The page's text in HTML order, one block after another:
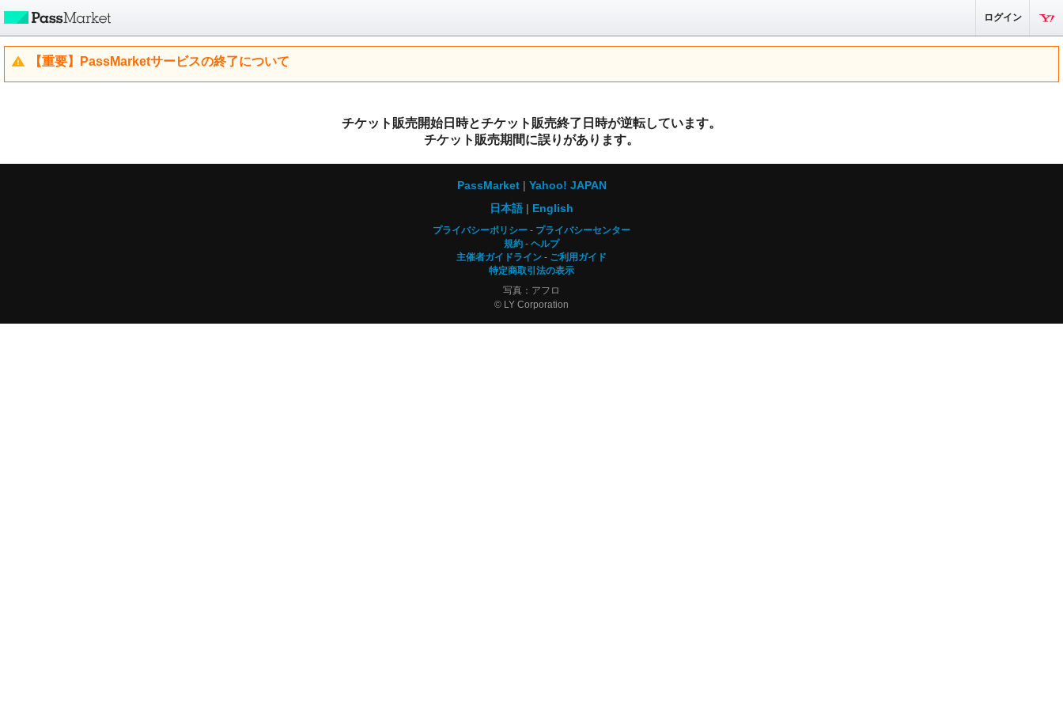
ログイン
【重要】PassMarketサービスの終了について
チケット販売開始日時とチケット販売終了日時が逆転しています。
チケット販売期間に誤りがあります。
PassMarket
Yahoo! JAPAN
日本語
English
プライバシーポリシー
プライバシーセンター
規約
ヘルプ
主催者ガイドライン
ご利用ガイド
特定商取引法の表示
写真：アフロ
© LY Corporation